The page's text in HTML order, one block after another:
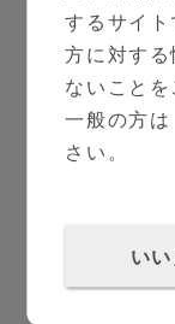
検出及び結果
BioFire®
とで、
約15分で
します。
・新型コロナ
・季節性コロナ
SpotFire
するサイ
方に対す
ないことを
一般の方は
さい。
いい